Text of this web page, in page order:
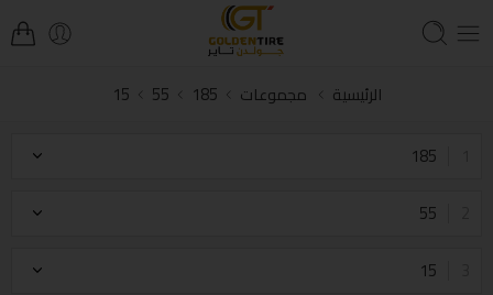
الرئيسية مجموعات 185
55
15
185
55
15